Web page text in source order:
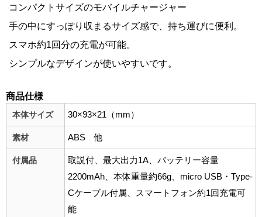
コンパクトサイズのモバイルチャージャー
手の中にすっぽり収まるサイズ感で、持ち運びに便利。
スマホ約1回分の充電が可能。
シンプルなデザインが使いやすいです。
商品仕様
本体サイズ 30×93×21（mm）
素材 ABS 他
付属品
取説付、最大出力1A、バッテリー容量
2200mAh、本体重量約66g、micro USB・Type-
Cケーブル付属、スマートフォン約1回充電可
能